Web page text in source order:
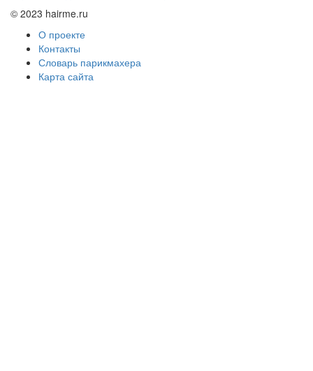
© 2023 hairme.ru
О проекте
Контакты
Словарь парикмахера
Карта сайта